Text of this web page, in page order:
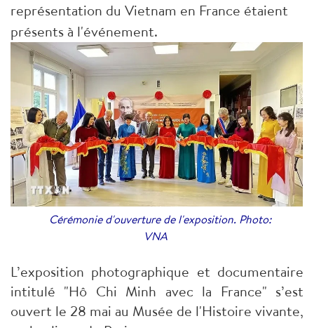
représentation du Vietnam en France étaient
présents à l'événement.
Cérémonie d'ouverture de l'exposition. Photo:
VNA
L’exposition photographique et documentaire
intitulé "Hô Chi Minh avec la France" s’est
ouvert le 28 mai au Musée de l'Histoire vivante,